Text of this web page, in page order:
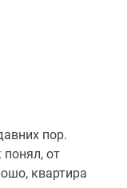
пор.
понял, от
квартира